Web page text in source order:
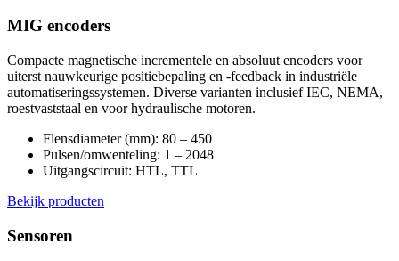
MIG encoders
Compacte magnetische incrementele en absoluut encoders voor
uiterst nauwkeurige positiebepaling en -feedback in industriële
automatiseringssystemen. Diverse varianten inclusief IEC, NEMA,
roestvaststaal en voor hydraulische motoren.
Flensdiameter (mm): 80 – 450
Pulsen/omwenteling: 1 – 2048
Uitgangscircuit: HTL, TTL
Bekijk producten
Sensoren